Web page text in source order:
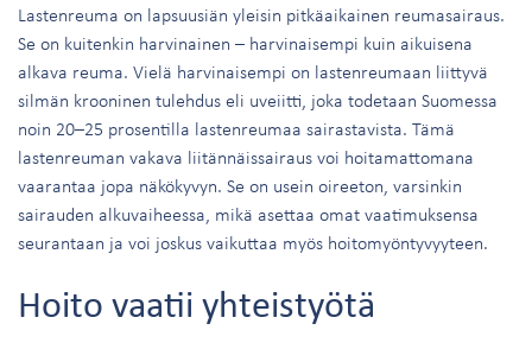
Lastenreuma on lapsuusiän yleisin pitkäaikainen reumasairaus.
Se on kuitenkin harvinainen – harvinaisempi kuin aikuisena
alkava reuma. Vielä harvinaisempi on lastenreumaan liittyvä
silmän krooninen tulehdus eli uveiitti, joka todetaan Suomessa
noin 20–25 prosentilla lastenreumaa sairastavista. Tämä
lastenreuman vakava liitännäissairaus voi hoitamattomana
vaarantaa jopa näkökyvyn. Se on usein oireeton, varsinkin
sairauden alkuvaiheessa, mikä asettaa omat vaatimuksensa
seurantaan ja voi joskus vaikuttaa myös hoitomyöntyvyyteen.
Hoito vaatii yhteistyötä